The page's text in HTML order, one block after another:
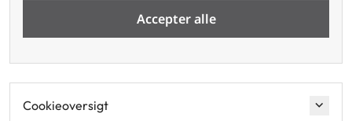
Accepter alle
Cookieoversigt